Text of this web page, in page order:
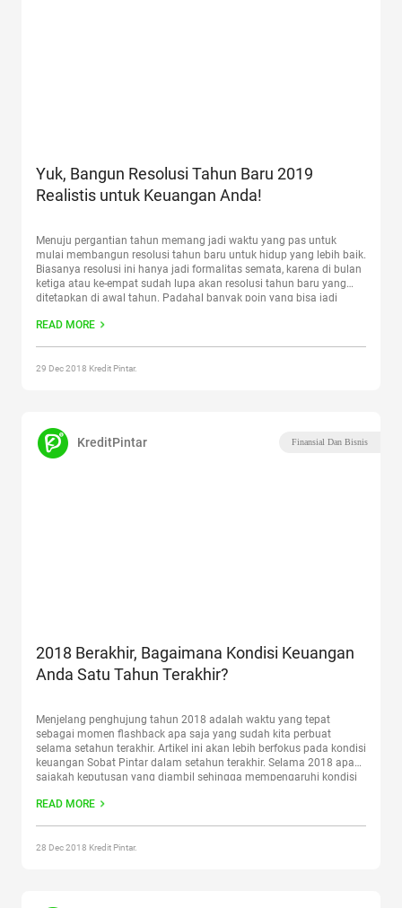
Yuk, Bangun Resolusi Tahun Baru 2019
Realistis untuk Keuangan Anda!
Menuju pergantian tahun memang jadi waktu yang pas untuk
mulai membangun resolusi tahun baru untuk hidup yang lebih baik.
Biasanya resolusi ini hanya jadi formalitas semata, karena di bulan
ketiga atau ke-empat sudah lupa akan resolusi tahun baru yang
ditetapkan di awal tahun. Padahal banyak poin yang bisa jadi
Bangun Resolusi Tahun Baru 2019 Realistis untuk Keuangan Anda!”
READ MORE
29 Dec 2018 Kredit Pintar.
KreditPintar Finansial Dan Bisnis
2018 Berakhir, Bagaimana Kondisi Keuangan
Anda Satu Tahun Terakhir?
Menjelang penghujung tahun 2018 adalah waktu yang tepat
sebagai momen flashback apa saja yang sudah kita perbuat
selama setahun terakhir. Artikel ini akan lebih berfokus pada kondisi
keuangan Sobat Pintar dalam setahun terakhir. Selama 2018 apa
sajakah keputusan yang diambil sehingga mempengaruhi kondisi
ini membaik dari tahun
READ MORE
28 Dec 2018 Kredit Pintar.